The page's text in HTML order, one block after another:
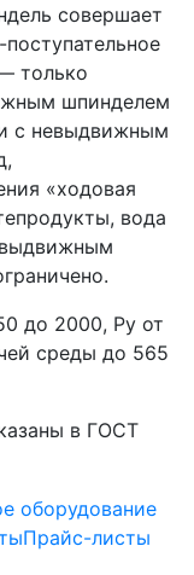
совершает
только
шпинделем
с невыдвижным
«ходовая
вода
до 2000, Ру от
среды до 565
в ГОСТ
Прайс-листы